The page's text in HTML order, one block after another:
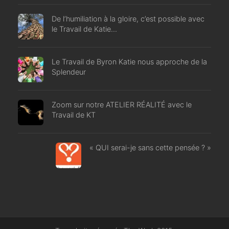
De l’humiliation à la gloire, c’est possible avec
le Travail de Katie…
Le Travail de Byron Katie nous approche de la
Splendeur
Zoom sur notre ATELIER RÉALITÉ avec le
Travail de KT
« QUI serai-je sans cette pensée ? »